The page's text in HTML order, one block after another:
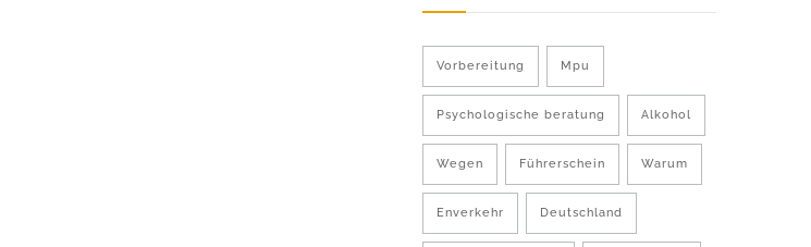
Vorbereitung Mpu
Psychologische beratung Alkohol
Wegen Führerschein Warum
Enverkehr Deutschland